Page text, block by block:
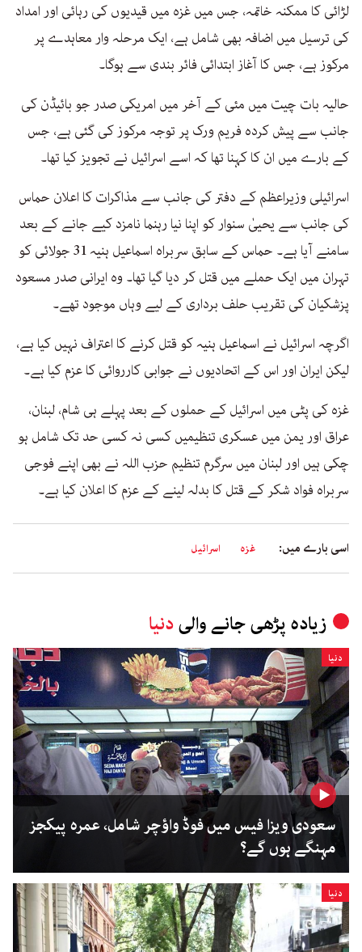
لڑائی کا ممکنہ خاتمہ، جس میں غزہ میں قیدیوں کی رہائی اور امداد
کی ترسیل میں اضافہ بھی شامل ہے، ایک مرحلہ وار معاہدے پر
مرکوز ہے، جس کا آغاز ابتدائی فائر بندی سے ہوگا۔
حالیہ بات چیت میں مئی کے آخر میں امریکی صدر جو بائیڈن کی
جانب سے پیش کردہ فریم ورک پر توجہ مرکوز کی گئی ہے، جس
کے بارے میں ان کا کہنا تھا کہ اسے اسرائیل نے تجویز کیا تھا۔
اسرائیلی وزیراعظم کے دفتر کی جانب سے مذاکرات کا اعلان حماس
کی جانب سے یحییٰ سنوار کو اپنا نیا رہنما نامزد کیے جانے کے بعد
سامنے آیا ہے۔ حماس کے سابق سربراہ اسماعیل ہنیہ 31 جولائی کو
تہران میں ایک حملے میں قتل کر دیا گیا تھا۔ وہ ایرانی صدر مسعود
پزشکیان کی تقریب حلف برداری کے لیے وہاں موجود تھے۔
اگرچہ اسرائیل نے اسماعیل ہنیہ کو قتل کرنے کا اعتراف نہیں کیا ہے،
لیکن ایران اور اس کے اتحادیوں نے جوابی کارروائی کا عزم کیا ہے۔
غزہ کی پٹی میں اسرائیل کے حملوں کے بعد پہلے ہی شام، لبنان،
عراق اور یمن میں عسکری تنظیمیں کسی نہ کسی حد تک شامل ہو
چکی ہیں اور لبنان میں سرگرم تنظیم حزب اللہ نے بھی اپنے فوجی
سربراہ فواد شکر کے قتل کا بدلہ لینے کے عزم کا اعلان کیا ہے۔
اسی بارے میں: غزہ اسرائیل
زیادہ پڑھی جانے والیدنیا
دنیا
سعودی ویزا فیس میں فوڈ واؤچر شامل، عمرہ پیکجز
مہنگے ہوں گے؟
دنیا